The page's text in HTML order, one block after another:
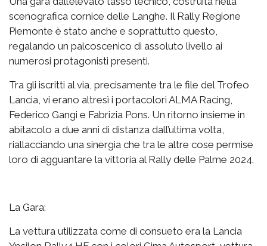
scenografica cornice delle Langhe. Il Rally Regione
Piemonte è stato anche e soprattutto questo,
regalando un palcoscenico di assoluto livello ai
numerosi protagonisti presenti.
Tra gli iscritti al via, precisamente tra le file del Trofeo
Lancia, vi erano altresì i portacolori ALMA Racing,
Federico Gangi e Fabrizia Pons. Un ritorno insieme in
abitacolo a due anni di distanza dall’ultima volta,
riallacciando una sinergia che tra le altre cose permise
loro di agguantare la vittoria al Rally delle Palme 2024.
La Gara:
La vettura utilizzata come di consueto era la Lancia